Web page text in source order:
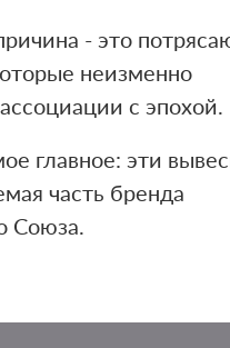
- это
неизменно
с эпохой.
главное: эти
часть бренда
Союза.